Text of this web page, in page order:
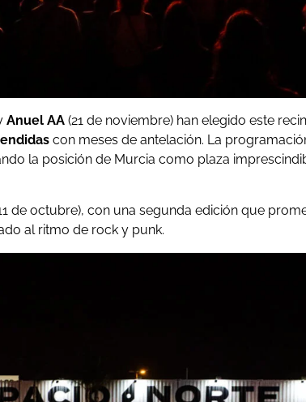
Anuel AA (21 de noviembre) han elegido este
con meses de antelación. La
la posición de Murcia como plaza
de octubre), con una segunda edición que
al ritmo de rock y punk.